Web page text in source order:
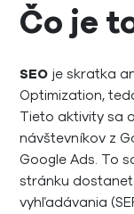
Čo je
SEO je skratka
Optimization,
Tieto aktivity sa
návštevníkov z
Google Ads. To
stránku
vyhľadávania